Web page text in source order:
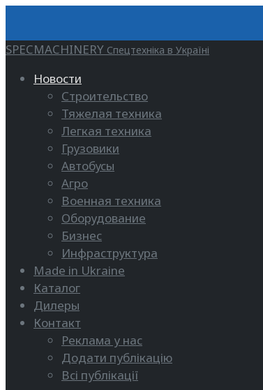
SPECMACHINERY Спецтехніка в Україні
Новости
Строительство
Тяжелая техника
Легкая техника
Грузовики
Автобусы
Агро
Военная техника
Оборудование
Бизнес
Инфраструктура
Made in Ukraine
Каталог
Дилеры
Контакт
Реклама у нас
Додати публікацію
Всі публікації